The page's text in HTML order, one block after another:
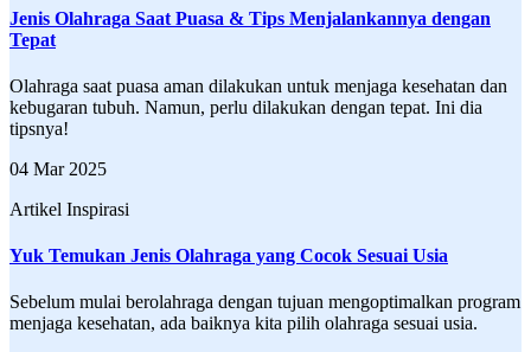
Jenis Olahraga Saat Puasa & Tips Menjalankannya dengan
Tepat
Olahraga saat puasa aman dilakukan untuk menjaga kesehatan dan
kebugaran tubuh. Namun, perlu dilakukan dengan tepat. Ini dia
tipsnya!
04 Mar 2025
Artikel Inspirasi
Yuk Temukan Jenis Olahraga yang Cocok Sesuai Usia
Sebelum mulai berolahraga dengan tujuan mengoptimalkan program
menjaga kesehatan, ada baiknya kita pilih olahraga sesuai usia.